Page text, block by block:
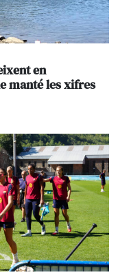
en
manté les xifres